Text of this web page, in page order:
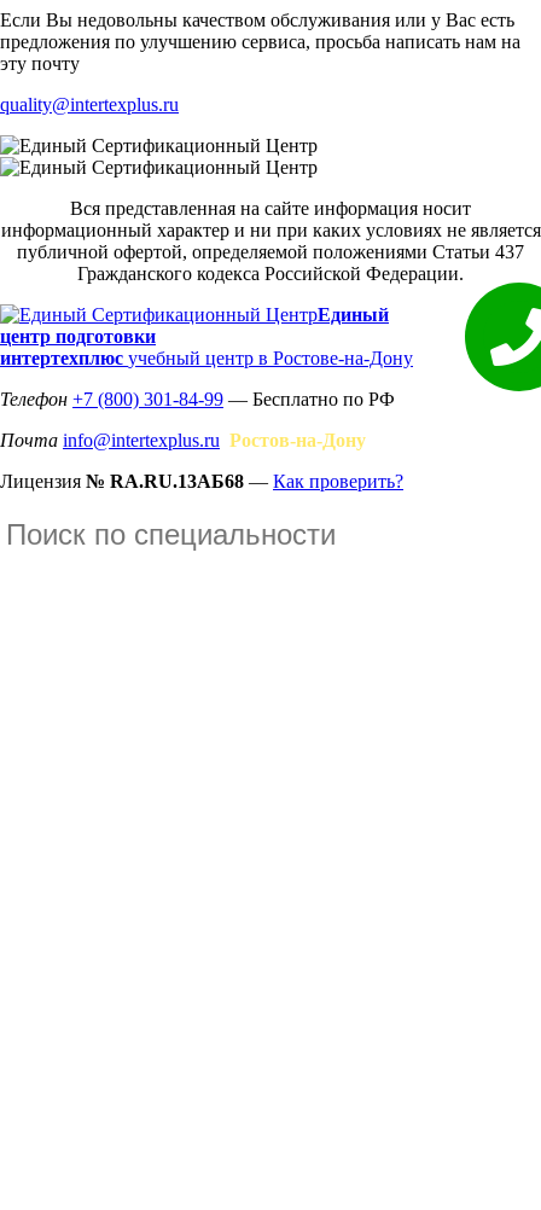
Если Вы недовольны качеством обслуживания или у Вас есть
предложения по улучшению сервиса, просьба написать нам на
эту почту
quality@intertexplus.ru
Вся представленная на сайте информация носит
информационный характер и ни при каких условиях не является
публичной офертой, определяемой положениями Статьи 437
Гражданского кодекса Российской Федерации.
Единый
центр подготовки
интертехплюс учебный центр в Ростове-на-Дону
Телефон +7 (800) 301-84-99 — Бесплатно по РФ
Почта info@intertexplus.ru Ростов-на-Дону
Лицензия № RA.RU.13АБ68 — Как проверить?